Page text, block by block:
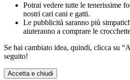
Potrai vedere tutte le tenerissime
nostri cari cani e gatti.
Le pubblicità saranno più
aiuteranno a comprare le
Se hai cambiato idea, quindi, clicca su
seguito!
Accetta e chiudi